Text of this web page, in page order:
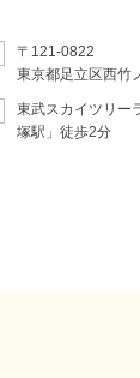
〒121-0822
東京都足立区西
東武スカイツリー
塚駅」徒歩2分